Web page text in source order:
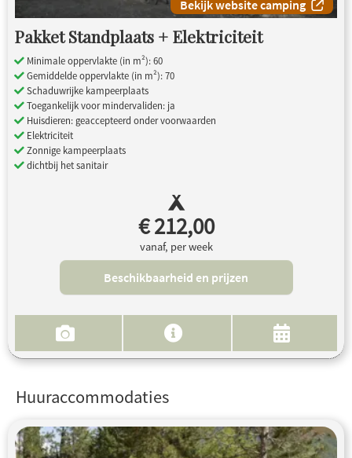
Bekijk website camping
Pakket Standplaats + Elektriciteit
Minimale oppervlakte (in m²): 60
Gemiddelde oppervlakte (in m²): 70
Schaduwrijke kampeerplaats
Toegankelijk voor mindervaliden: ja
Huisdieren: geaccepteerd onder voorwaarden
Elektriciteit
Zonnige kampeerplaats
dichtbij het sanitair
€ 212,00
vanaf, per week
Beschikbaarheid en prijzen
Huuraccommodaties